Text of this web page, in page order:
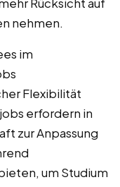
nehmen.
im
Flexibilität
erfordern in
zur Anpassung
um Studium